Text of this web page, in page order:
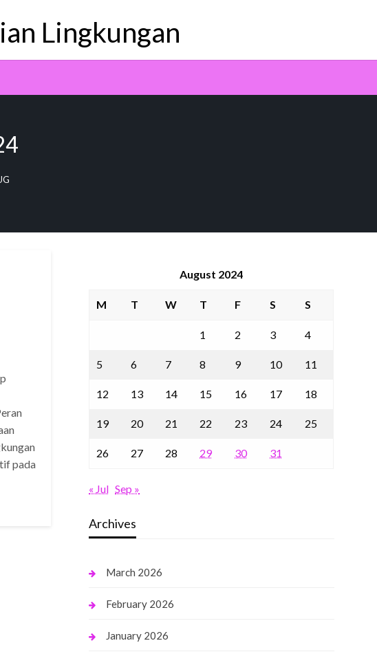
Lingkungan
pada
August 2024
M T W T F S S
1 2 3 4
5 6 7 8 9 10 11
12 13 14 15 16 17 18
19 20 21 22 23 24 25
26 27 28 29 30 31
« Jul Sep »
Archives
March 2026
February 2026
January 2026